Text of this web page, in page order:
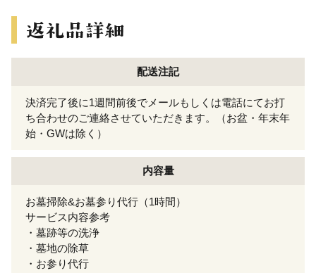
配送注記
決済完了後に1週間前後でメールもしくは電話にてお打
ち合わせのご連絡させていただきます。（お盆・年末年
始・GWは除く）
内容量
お墓掃除&お墓参り代行（1時間）
サービス内容参考
・墓跡等の洗浄
・墓地の除草
・お参り代行